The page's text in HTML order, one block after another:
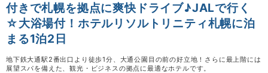
付きで札幌を拠点に爽快ドライブ♪JALで行く
☆大浴場付！ホテルリソルトリニティ札幌に泊
まる1泊2日
地下鉄大通駅2番出口より徒歩1分、大通公園目の前の好立地！さらに最上階には
展望スパを備えた、観光・ビジネスの拠点に最適なホテルです。